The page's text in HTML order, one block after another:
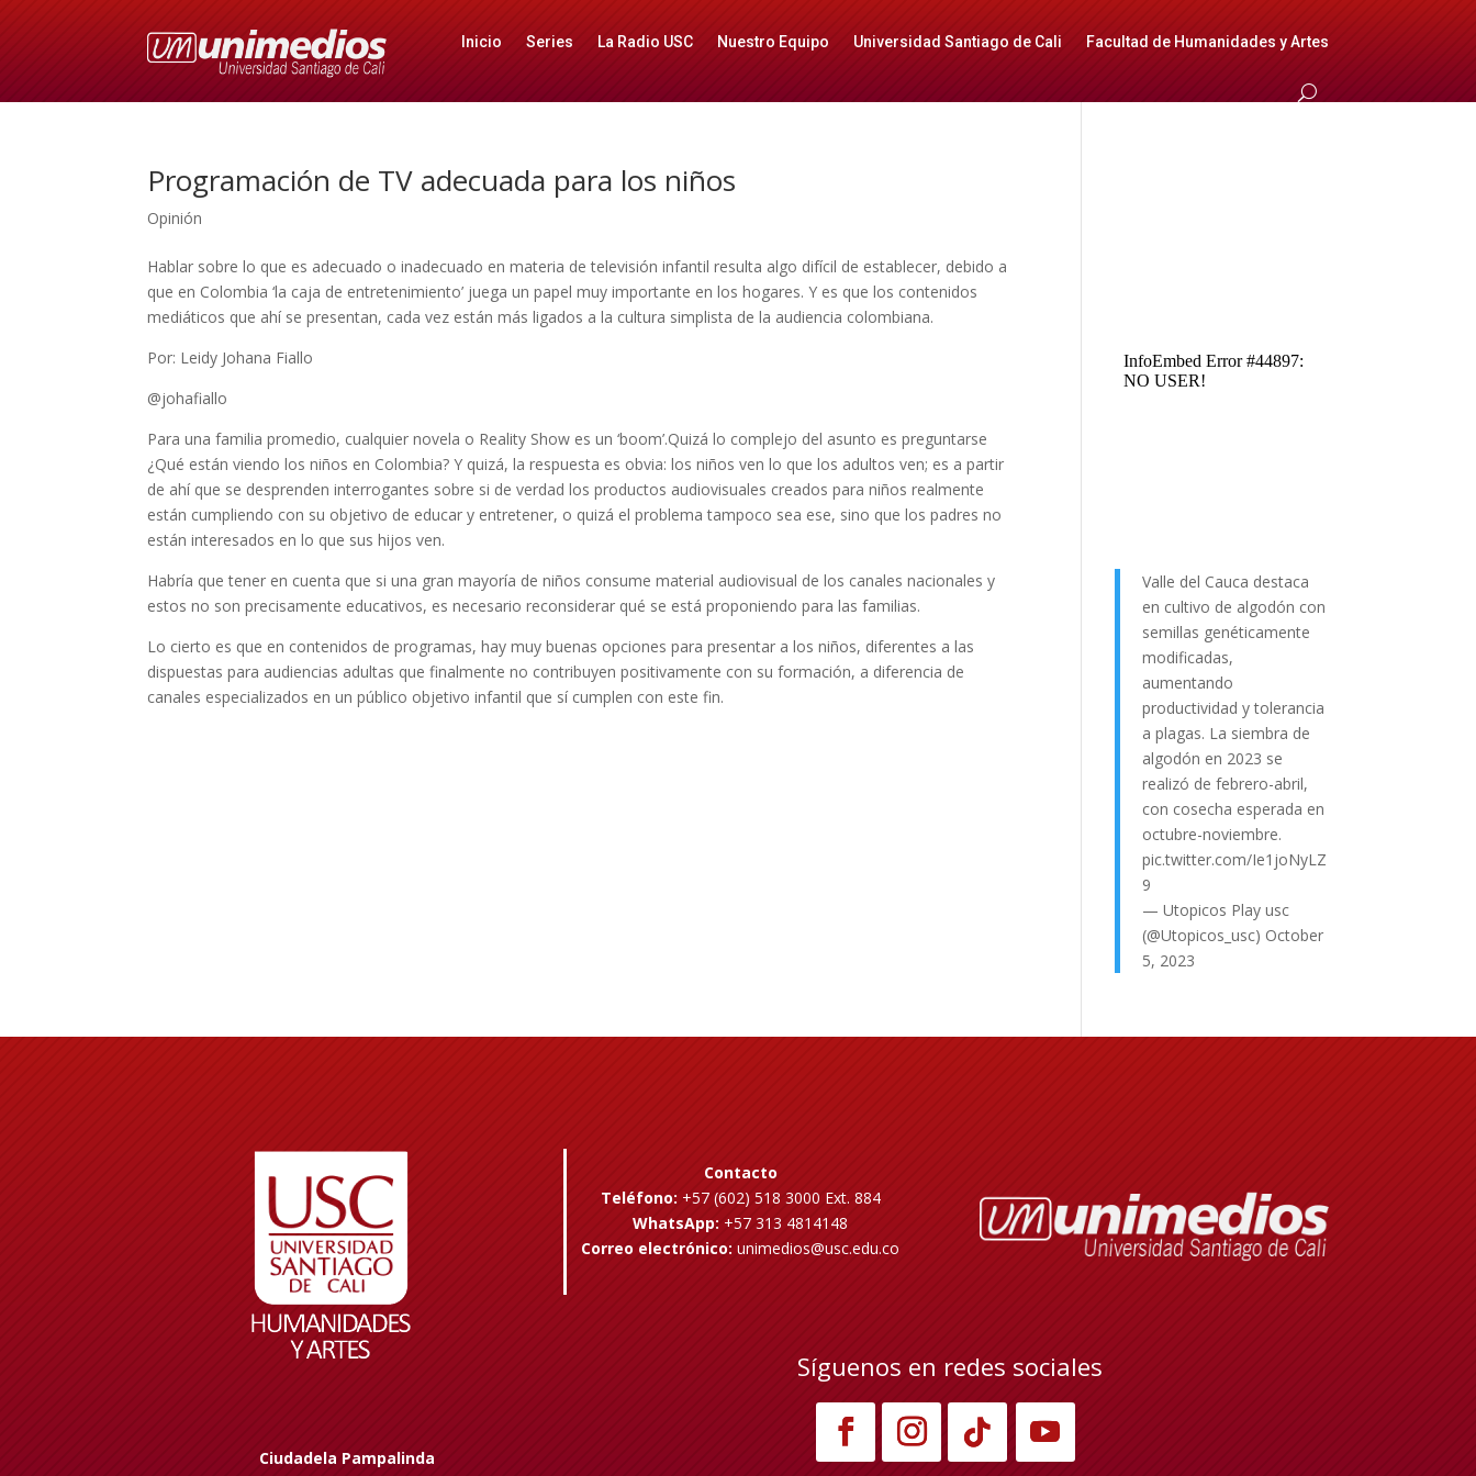
Inicio Series La Radio USC Nuestro Equipo Universidad Santiago de Cali Facultad de Humanidades y Artes
Programación de TV adecuada para los niños
Opinión
Hablar sobre lo que es adecuado o inadecuado en materia de televisión infantil resulta algo difícil de establecer, debido a
que en Colombia ‘la caja de entretenimiento’ juega un papel muy importante en los hogares. Y es que los contenidos
mediáticos que ahí se presentan, cada vez están más ligados a la cultura simplista de la audiencia colombiana.
Por: Leidy Johana Fiallo
@johafiallo
Para una familia promedio, cualquier novela o Reality Show es un ‘boom’.Quizá lo complejo del asunto es preguntarse
¿Qué están viendo los niños en Colombia? Y quizá, la respuesta es obvia: los niños ven lo que los adultos ven; es a partir
de ahí que se desprenden interrogantes sobre si de verdad los productos audiovisuales creados para niños realmente
están cumpliendo con su objetivo de educar y entretener, o quizá el problema tampoco sea ese, sino que los padres no
están interesados en lo que sus hijos ven.
Habría que tener en cuenta que si una gran mayoría de niños consume material audiovisual de los canales nacionales y
estos no son precisamente educativos, es necesario reconsiderar qué se está proponiendo para las familias.
Lo cierto es que en contenidos de programas, hay muy buenas opciones para presentar a los niños, diferentes a las
dispuestas para audiencias adultas que finalmente no contribuyen positivamente con su formación, a diferencia de
canales especializados en un público objetivo infantil que sí cumplen con este fin.
Valle del Cauca destaca
en cultivo de algodón con
semillas genéticamente
modificadas,
aumentando
productividad y tolerancia
a plagas. La siembra de
algodón en 2023 se
realizó de febrero-abril,
con cosecha esperada en
octubre-noviembre.
pic.twitter.com/Ie1joNyLZ
9
— Utopicos Play usc
(@Utopicos_usc) October
5, 2023
Ciudadela Pampalinda
Contacto
Teléfono: +57 (602) 518 3000 Ext. 884
WhatsApp: +57 313 4814148
Correo electrónico: unimedios@usc.edu.co
Síguenos en redes sociales